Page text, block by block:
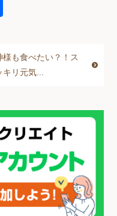
様も食べたい？！ス
キリ元気...